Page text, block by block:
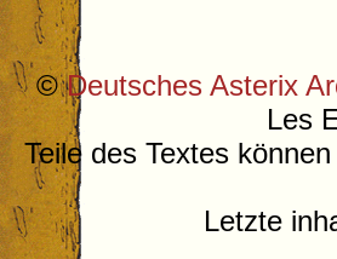
©Deutsches Asterix
Les
Teile des Textes
Letzte